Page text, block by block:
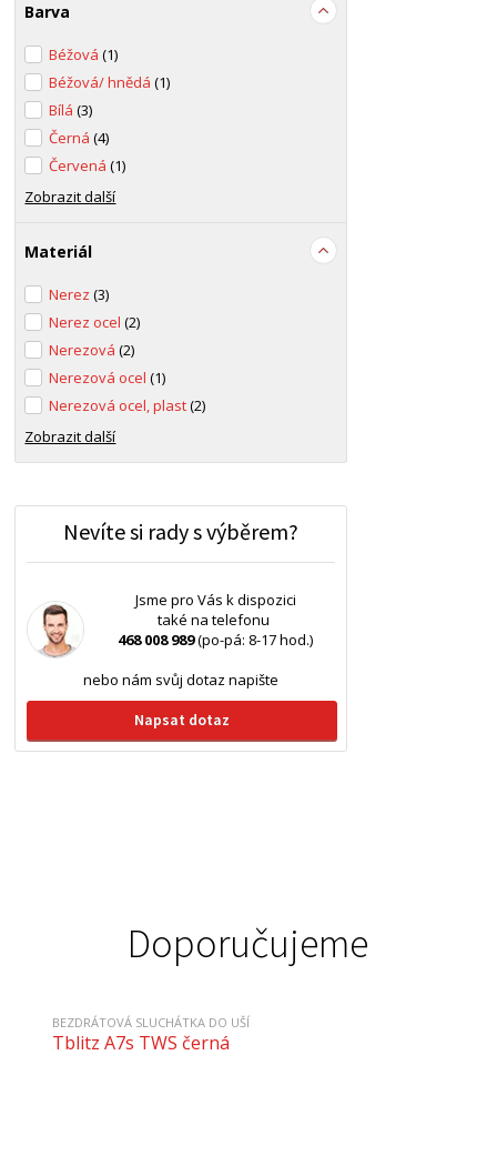
Barva
Béžová(1)
Béžová/ hnědá(1)
Bílá(3)
Černá(4)
Červená(1)
Zobrazit další
Materiál
Nerez(3)
Nerez ocel(2)
Nerezová(2)
Nerezová ocel(1)
Nerezová ocel, plast(2)
Zobrazit další
Nevíte si rady s výběrem?
Jsme pro Vás k dispozici
také na telefonu
468 008 989(po-pá: 8-17 hod.)
nebo nám svůj dotaz napište
Napsat dotaz
Doporučujeme
BEZDRÁTOVÁ SLUCHÁTKA DO UŠÍ
Tblitz A7s TWS černá